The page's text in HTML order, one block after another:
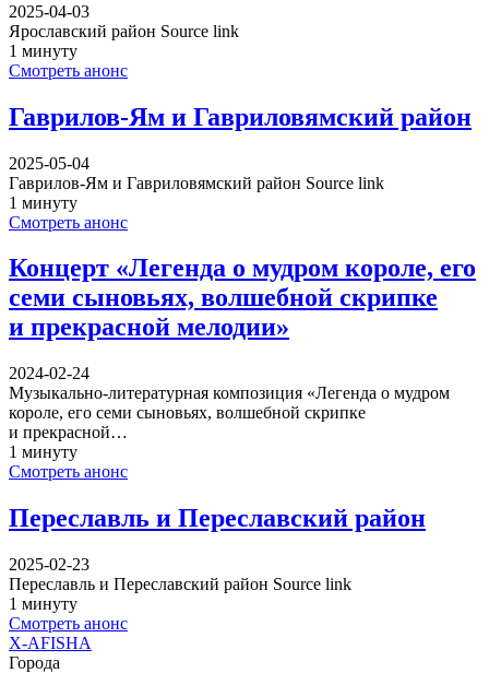
2025-04-03
Ярославский район Source link
1 минуту
Смотреть анонс
Гаврилов-Ям и Гавриловямский район
2025-05-04
Гаврилов-Ям и Гавриловямский район Source link
1 минуту
Смотреть анонс
Концерт «Легенда о мудром короле, его
семи сыновьях, волшебной скрипке
и прекрасной мелодии»
2024-02-24
Музыкально-литературная композиция «Легенда о мудром
короле, его семи сыновьях, волшебной скрипке
и прекрасной…
1 минуту
Смотреть анонс
Переславль и Переславский район
2025-02-23
Переславль и Переславский район Source link
1 минуту
Смотреть анонс
X-AFISHA
Города